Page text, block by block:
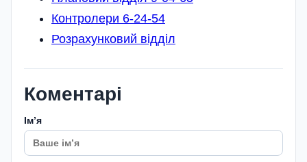
Контролери 6-24-54
Розрахунковий відділ
Коментарі
Імʼя